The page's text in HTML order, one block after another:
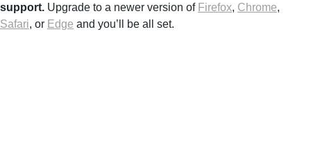
support. Upgrade to a newer version of Firefox, Chrome,
Safari, or Edge and you’ll be all set.